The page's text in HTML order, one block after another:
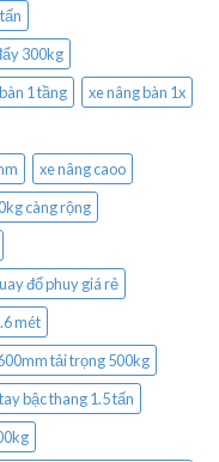
300kg
1 tầng
xe nâng bàn 1x
xe nâng caoo
càng rộng
đổ phuy giá rẻ
mét
tải trọng 500kg
bậc thang 1.5 tấn